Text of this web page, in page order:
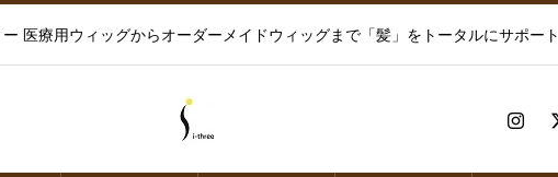
医療用ウィッグからオーダーメイドウィッグまで「髪」をトータルにサポート